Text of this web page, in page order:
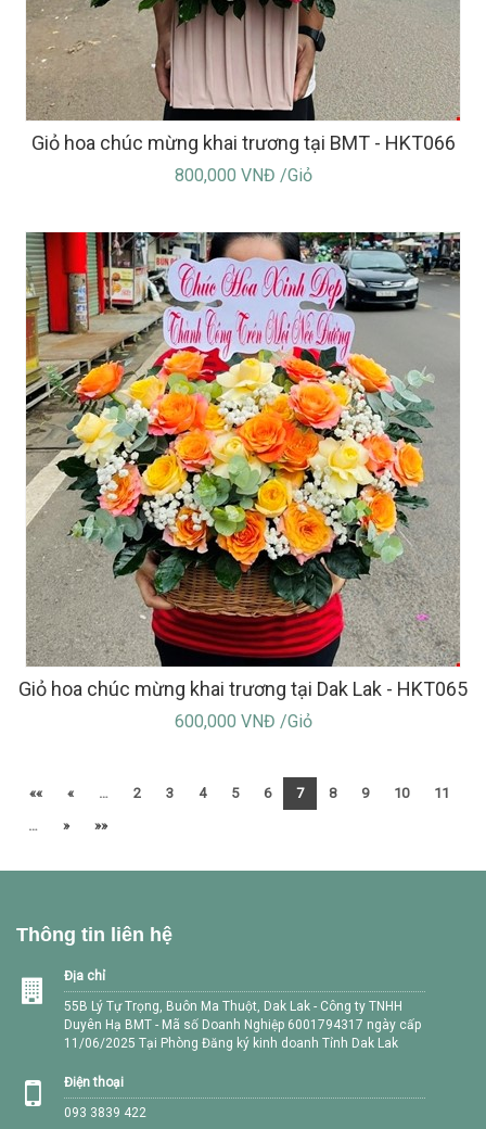
Giỏ hoa chúc mừng khai trương tại BMT - HKT066
800,000 VNĐ /Giỏ
Giỏ hoa chúc mừng khai trương tại Dak Lak - HKT065
600,000 VNĐ /Giỏ
«« « … 2 3 4 5 6 7 8 9 10
11
…
» »»
Thông tin liên hệ
Địa chỉ
55B Lý Tự Trọng, Buôn Ma Thuột, Dak Lak - Công ty TNHH
Duyên Hạ BMT - Mã số Doanh Nghiệp 6001794317 ngày cấp
11/06/2025 Tại Phòng Đăng ký kinh doanh Tỉnh Dak Lak
Điện thoại
093 3839 422